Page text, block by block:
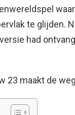
te glijden.
had
23 maakt de